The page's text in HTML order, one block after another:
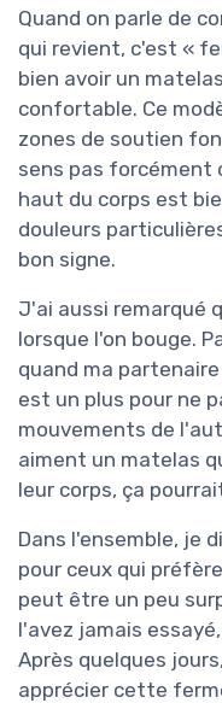
Quand on parle de
qui revient, c'est «
bien avoir un
confortable. Ce
zones de soutien
sens pas forcément
haut du corps est
douleurs
bon signe.
J'ai aussi remarqué
lorsque l'on bouge.
quand ma
est un plus pour ne
mouvements de
aiment un matelas
leur corps, ça
Dans l'ensemble, je
pour ceux qui
peut être un peu
l'avez jamais
Après quelques
apprécier cette